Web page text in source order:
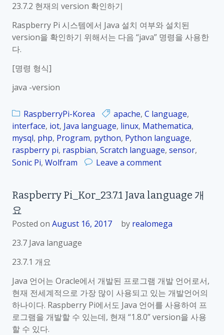
r
r
r
_
2
3
3
a
그
램
작
성
23.7.2 현재의 version 확인하기
Raspberry Pi 시스템에서 Java 설치 여부와 설치된
version을 확인하기 위해서는 다음 “java” 명령을 사용한
다.
[명령 형식]
java -version
RaspberryPi-Korea apache, C language,
interface, iot, Java language, linux, Mathematica,
mysql, php, Program, python, Python language,
raspberry pi, raspbian, Scratch language, sensor,
Sonic Pi, Wolfram Leave a comment
a
p
y
P
i
_
Raspberry Pi_Kor_23.7.1 Java language 개
요
Posted on August 16, 2017 by realomega
23.7 Java language
23.7.1 개요
Java 언어는 Oracle에서 개발된 프로그램 개발 언어로서,
현재 전세계적으로 가장 많이 사용되고 있는 개발언어의
하나이다. Raspberry Pi에서도 Java 언어를 사용하여 프
로그램을 개발할 수 있는데, 현재 “1.8.0” version을 사용
할 수 있다.